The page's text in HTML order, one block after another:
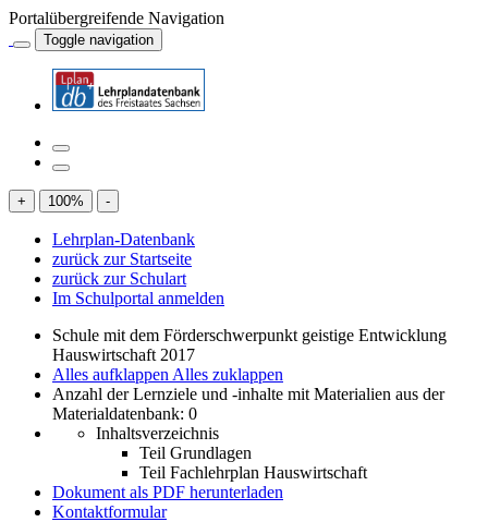
Portalübergreifende Navigation
Toggle navigation
+ 100% -
Lehrplan-Datenbank
zurück zur Startseite
zurück zur Schulart
Im Schulportal anmelden
Schule mit dem Förderschwerpunkt geistige Entwicklung
Hauswirtschaft 2017
Alles aufklappen Alles zuklappen
Anzahl der Lernziele und -inhalte mit Materialien aus der
Materialdatenbank: 0
Inhaltsverzeichnis
Teil Grundlagen
Teil Fachlehrplan Hauswirtschaft
Dokument als PDF herunterladen
Kontaktformular